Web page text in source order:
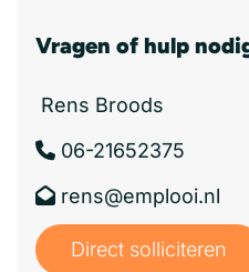
Vragen of hulp
Rens Broods
06-21652375
rens@emplooi.nl
Direct solliciteren